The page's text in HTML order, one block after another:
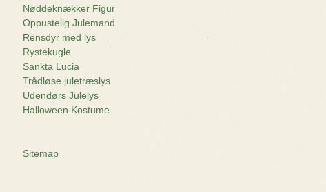
Nøddeknækker Figur
Oppustelig Julemand
Rensdyr med lys
Rystekugle
Sankta Lucia
Trådløse juletræslys
Udendørs Julelys
Halloween Kostume
Sitemap